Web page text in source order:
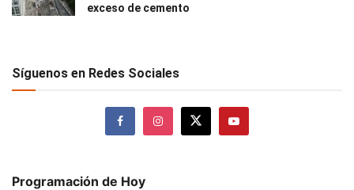
exceso de cemento
Síguenos en Redes Sociales
Programación de Hoy